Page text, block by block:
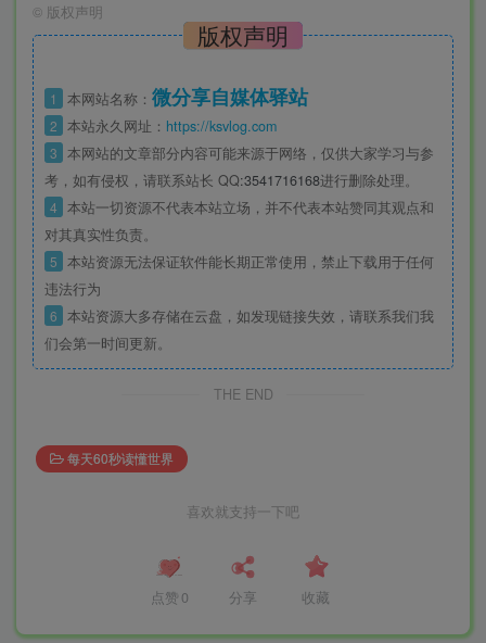
© 版权声明
版权声明
1 本网站名称： 微分享自媒体驿站
2 本站永久网址： https://ksvlog.com
3 本网站的文章部分内容可能来源于网络，仅供大家学习与参
考，如有侵权，请联系站长 QQ:3541716168进行删除处理。
4 本站一切资源不代表本站立场，并不代表本站赞同其观点和
对其真实性负责。
5 本站资源无法保证软件能长期正常使用，禁止下载用于任何
违法行为
6 本站资源大多存储在云盘，如发现链接失效，请联系我们我
们会第一时间更新。
THE END
每天60秒读懂世界
喜欢就支持一下吧
点赞 0 分享 收藏